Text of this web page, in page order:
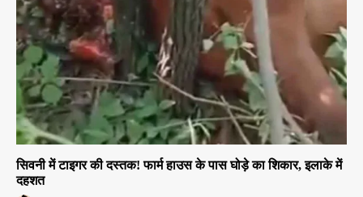
सिवनी में टाइगर की दस्तक! फार्म हाउस के पास घोड़े का शिकार, इलाके में
दहशत